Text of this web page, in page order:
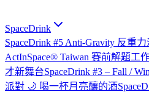
SpaceDrink
SpaceDrink #5 Anti-Gravity 反重
ActInSpace® Taiwan 賽前解題工
才新舞台SpaceDrink #3 – Fall /
派對 🌙 喝一杯月亮釀的酒